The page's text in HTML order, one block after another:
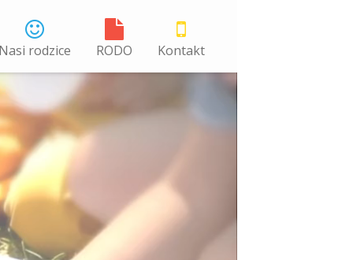
rodzice RODO Kontakt